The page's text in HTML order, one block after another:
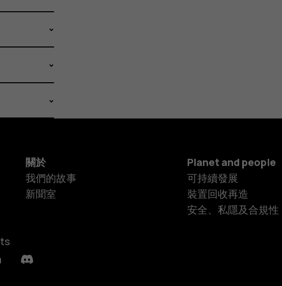
關於
我們的故事
新聞室
Planet and people
可持續發展
裝置回收再造
安全、私隱及合規性
Discord